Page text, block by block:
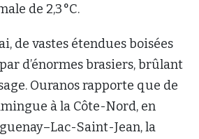
de 2,3 °C.
de vastes étendues boisées
d’énormes brasiers, brûlant
Ouranos rapporte que de
à la Côte-Nord, en
Saint-Jean, la